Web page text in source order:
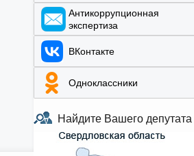
Aнтикоррупционная
экспертиза
ВКонтакте
Одноклассники
Найдите Вашего депутата